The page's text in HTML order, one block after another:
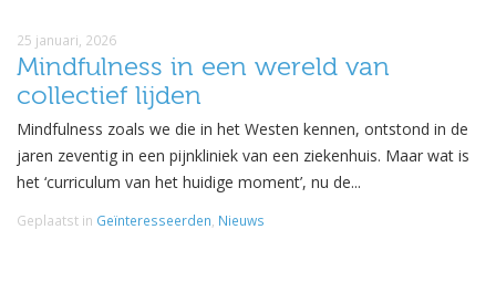
25 januari, 2026
Mindfulness in een wereld van
collectief lijden
Mindfulness zoals we die in het Westen kennen, ontstond in de
jaren zeventig in een pijnkliniek van een ziekenhuis. Maar wat is
het ‘curriculum van het huidige moment’, nu de...
Geplaatst in Geïnteresseerden Nieuws